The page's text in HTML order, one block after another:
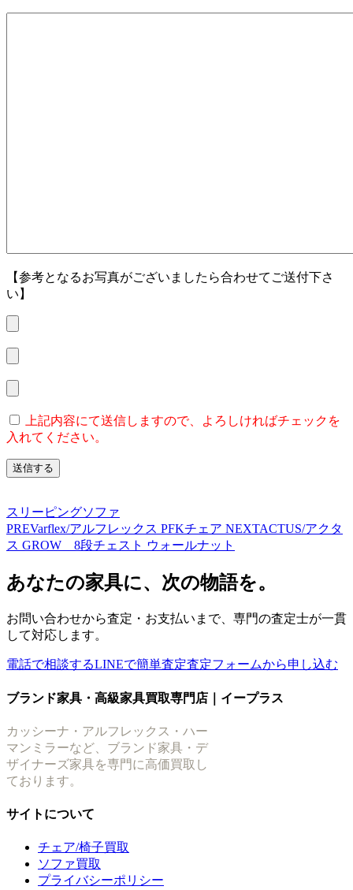
【参考となるお写真がございましたら合わせてご送付下さ
い】
上記内容にて送信しますので、よろしければチェックを
入れてください。
スリーピングソファ
PREVarflex/アルフレックス PFKチェア NEXTACTUS/アクタ
ス GROW 8段チェスト ウォールナット
あなたの家具に、次の物語を。
お問い合わせから査定・お支払いまで、専門の査定士が一貫
して対応します。
電話で相談するLINEで簡単査定査定フォームから申し込む
ブランド家具・高級家具買取専門店｜イープラス
カッシーナ・アルフレックス・ハー
マンミラーなど、ブランド家具・デ
ザイナーズ家具を専門に高価買取し
ております。
サイトについて
チェア/椅子買取
ソファ買取
プライバシーポリシー